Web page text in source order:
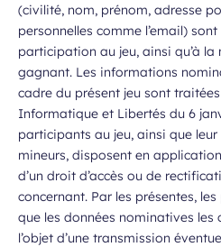
(civilité, nom, prénom, adresse
personnelles comme l’email)
participation au jeu, ainsi qu’à
gagnant. Les informations
cadre du présent jeu sont
Informatique et Libertés du 6
participants au jeu, ainsi que
mineurs, disposent en
d’un droit d’accès ou de
concernant. Par les présentes,
que les données nominatives
l’objet d’une transmission